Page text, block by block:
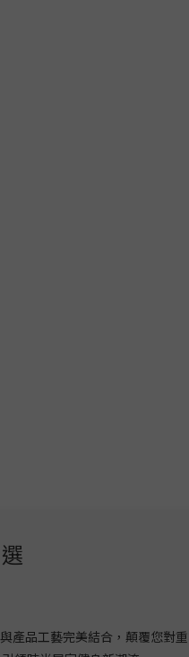
品工藝完美結合，顛覆您對